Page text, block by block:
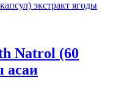
Natrol (60
асаи